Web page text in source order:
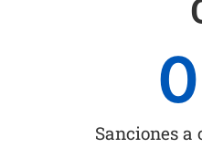
Sanciones a
0